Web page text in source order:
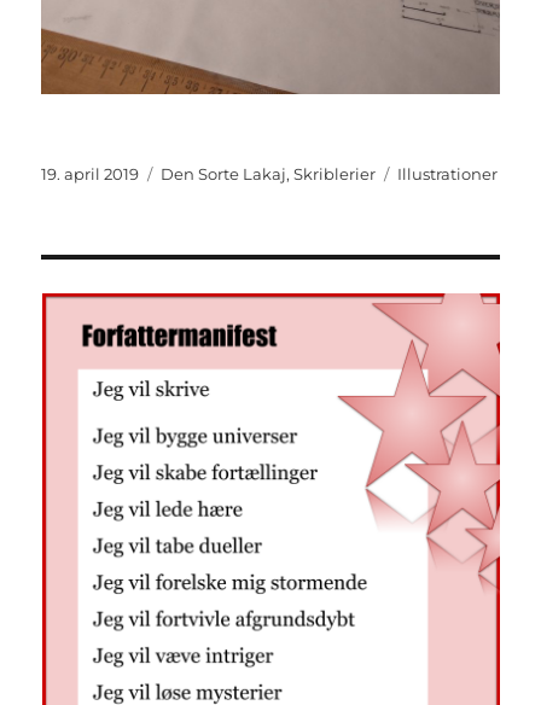
Udgivet
19. april 2019 Kategorier
Den Sorte Lakaj,Skriblerier Tags
Illustrationer